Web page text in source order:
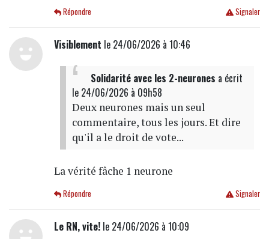
Signaler
Répondre
Visiblement le 24/06/2026 à 10:46
Solidarité avec les 2-neurones a écrit
le 24/06/2026 à 09h58
Deux neurones mais un seul
commentaire, tous les jours. Et dire
qu'il a le droit de vote...
La vérité fâche 1 neurone
Signaler
Répondre
Le RN, vite!le 24/06/2026 à 10:09